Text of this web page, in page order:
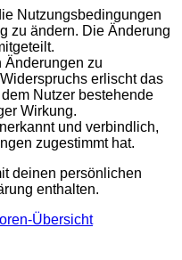
Nutzungsbedingungen
zu ändern. Die Änderung
Änderungen zu
erlischt das
Nutzer bestehende
Wirkung.
und verbindlich,
zugestimmt hat.
deinen persönlichen
enthalten.
Übersicht